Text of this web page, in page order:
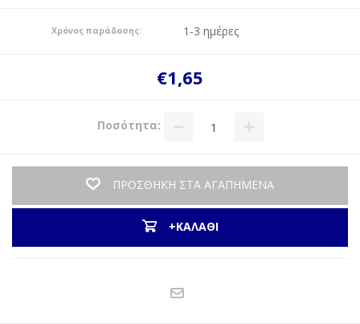
Χρόνος παράδοσης: 1-3 ημέρες
€1,65
Ποσότητα:
ΠΡΟΣΘΗΚΗ ΣΤΑ ΑΓΑΠΗΜΕΝΑ
+ΚΑΛΑΘΙ